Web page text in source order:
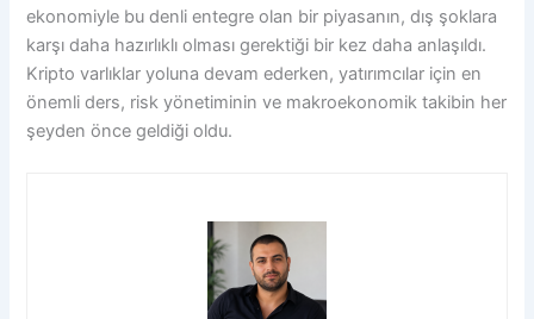
ekonomiyle bu denli entegre olan bir piyasanın, dış şoklara
karşı daha hazırlıklı olması gerektiği bir kez daha anlaşıldı.
Kripto varlıklar yoluna devam ederken, yatırımcılar için en
önemli ders, risk yönetiminin ve makroekonomik takibin her
şeyden önce geldiği oldu.